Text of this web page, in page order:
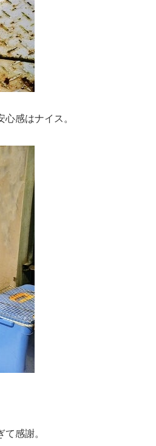
感はナイス。
感謝。